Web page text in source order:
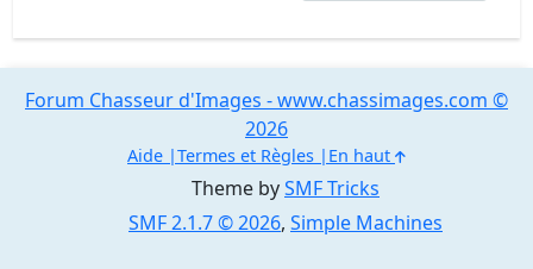
Theme bySMF Tricks
SMF 2.1.7 © 2026, Simple Machines
Forum Chasseur d'Images - www.chassimages.com ©
2026
Aide Termes et Règles En haut